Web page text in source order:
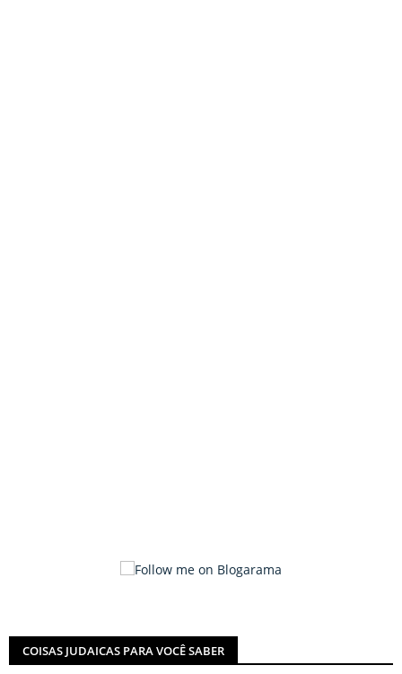
COISAS JUDAICAS PARA VOCÊ SABER